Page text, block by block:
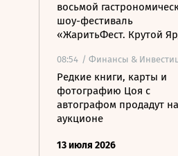
восьмой
шоу-фестиваль
«ЖаритьФест. Крутой
08:54 / Финансы &
Редкие книги, карты и
фотографию Цоя с
автографом продадут на
аукционе
13 июля 2026